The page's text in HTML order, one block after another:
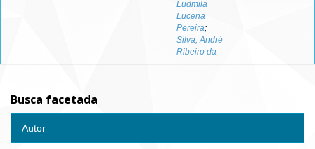
Ludmila
Lucena
Pereira;
Silva, André
Ribeiro da
Busca facetada
Autor